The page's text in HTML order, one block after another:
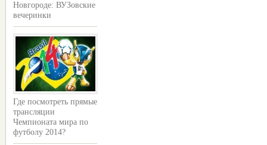
Новгороде: ВУЗовские
вечеринки
Где посмотреть прямые
трансляции
Чемпионата мира по
футболу 2014?